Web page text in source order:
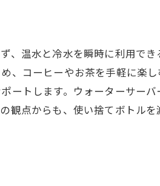
温水と冷水を瞬時に利用でき
、コーヒーやお茶を手軽に楽
ートします。ウォーターサーバ
観点からも、使い捨てボトルを